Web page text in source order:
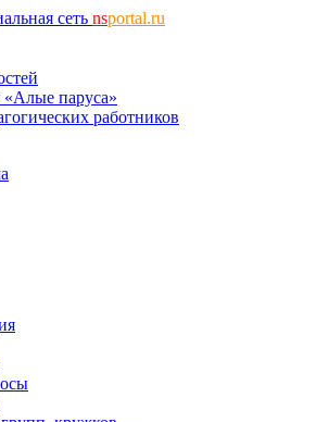
сеть nsportal.ru
«Алые паруса»
работников